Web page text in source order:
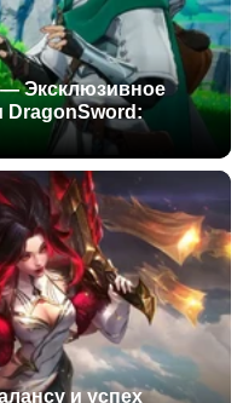
— Эксклюзивное
DragonSword:
и успех